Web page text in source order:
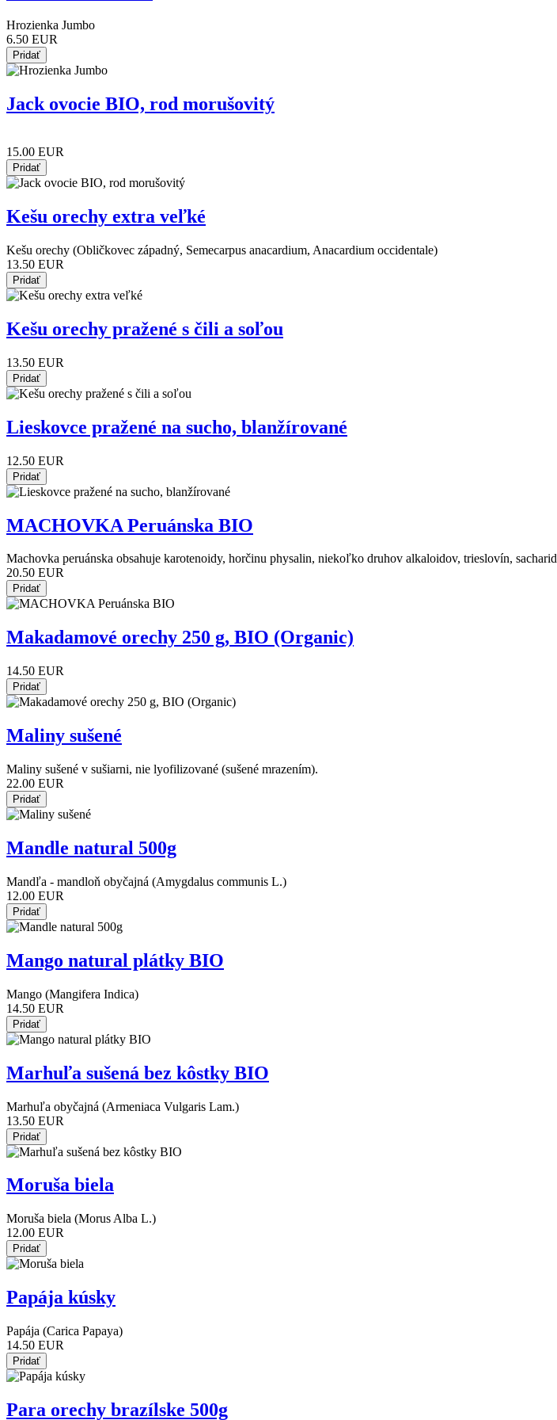
Hrozienka Jumbo
6.50 EUR
Jack ovocie BIO, rod morušovitý
15.00 EUR
Kešu orechy extra veľké
Kešu orechy (Obličkovec západný, Semecarpus anacardium, Anacardium occidentale)
13.50 EUR
Kešu orechy pražené s čili a soľou
13.50 EUR
Lieskovce pražené na sucho, blanžírované
12.50 EUR
MACHOVKA Peruánska BIO
Machovka peruánska obsahuje karotenoidy, horčinu physalin, niekoľko druhov alkaloidov, trieslovín,
20.50 EUR
Makadamové orechy 250 g, BIO (Organic)
14.50 EUR
Maliny sušené
Maliny sušené v sušiarni, nie lyofilizované (sušené mrazením).
22.00 EUR
Mandle natural 500g
Mandľa - mandloň obyčajná (Amygdalus communis L.)
12.00 EUR
Mango natural plátky BIO
Mango (Mangifera Indica)
14.50 EUR
Marhuľa sušená bez kôstky BIO
Marhuľa obyčajná (Armeniaca Vulgaris Lam.)
13.50 EUR
Moruša biela
Moruša biela (Morus Alba L.)
12.00 EUR
Papája kúsky
Papája (Carica Papaya)
14.50 EUR
Para orechy brazílske 500g